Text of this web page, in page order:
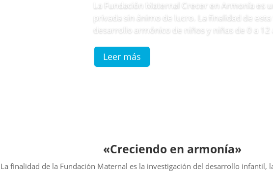
La Fundación Maternal Crecer en Armonía es
privada sin ánimo de lucro. La finalidad de esta
desarrollo armónico de niños y niñas de 0 a 12
Leer más
«Creciendo en armonía»
La finalidad de la Fundación Maternal es la investigación del desarrollo infantil,